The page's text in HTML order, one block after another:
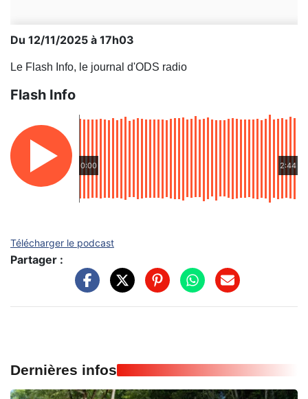
Du 12/11/2025 à 17h03
Le Flash Info, le journal d'ODS radio
Flash Info
0:00 2:44
Télécharger le podcast
Partager :
Dernières infos